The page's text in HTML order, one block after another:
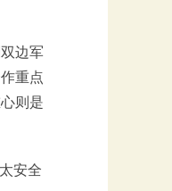
边军
重点
则是
安全